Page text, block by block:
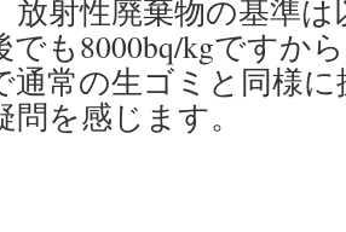
放射性廃棄物の基準は
でも8000bq/kgですか
通常の生ゴミと同様
問を感じます。